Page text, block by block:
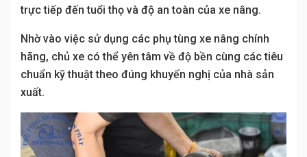
trực tiếp đến tuổi thọ và độ an toàn của xe nâng.
Nhờ vào việc sử dụng các phụ tùng xe nâng chính
hãng, chủ xe có thể yên tâm về độ bền cùng các tiêu
chuẩn kỹ thuật theo đúng khuyến nghị của nhà sản
xuất.